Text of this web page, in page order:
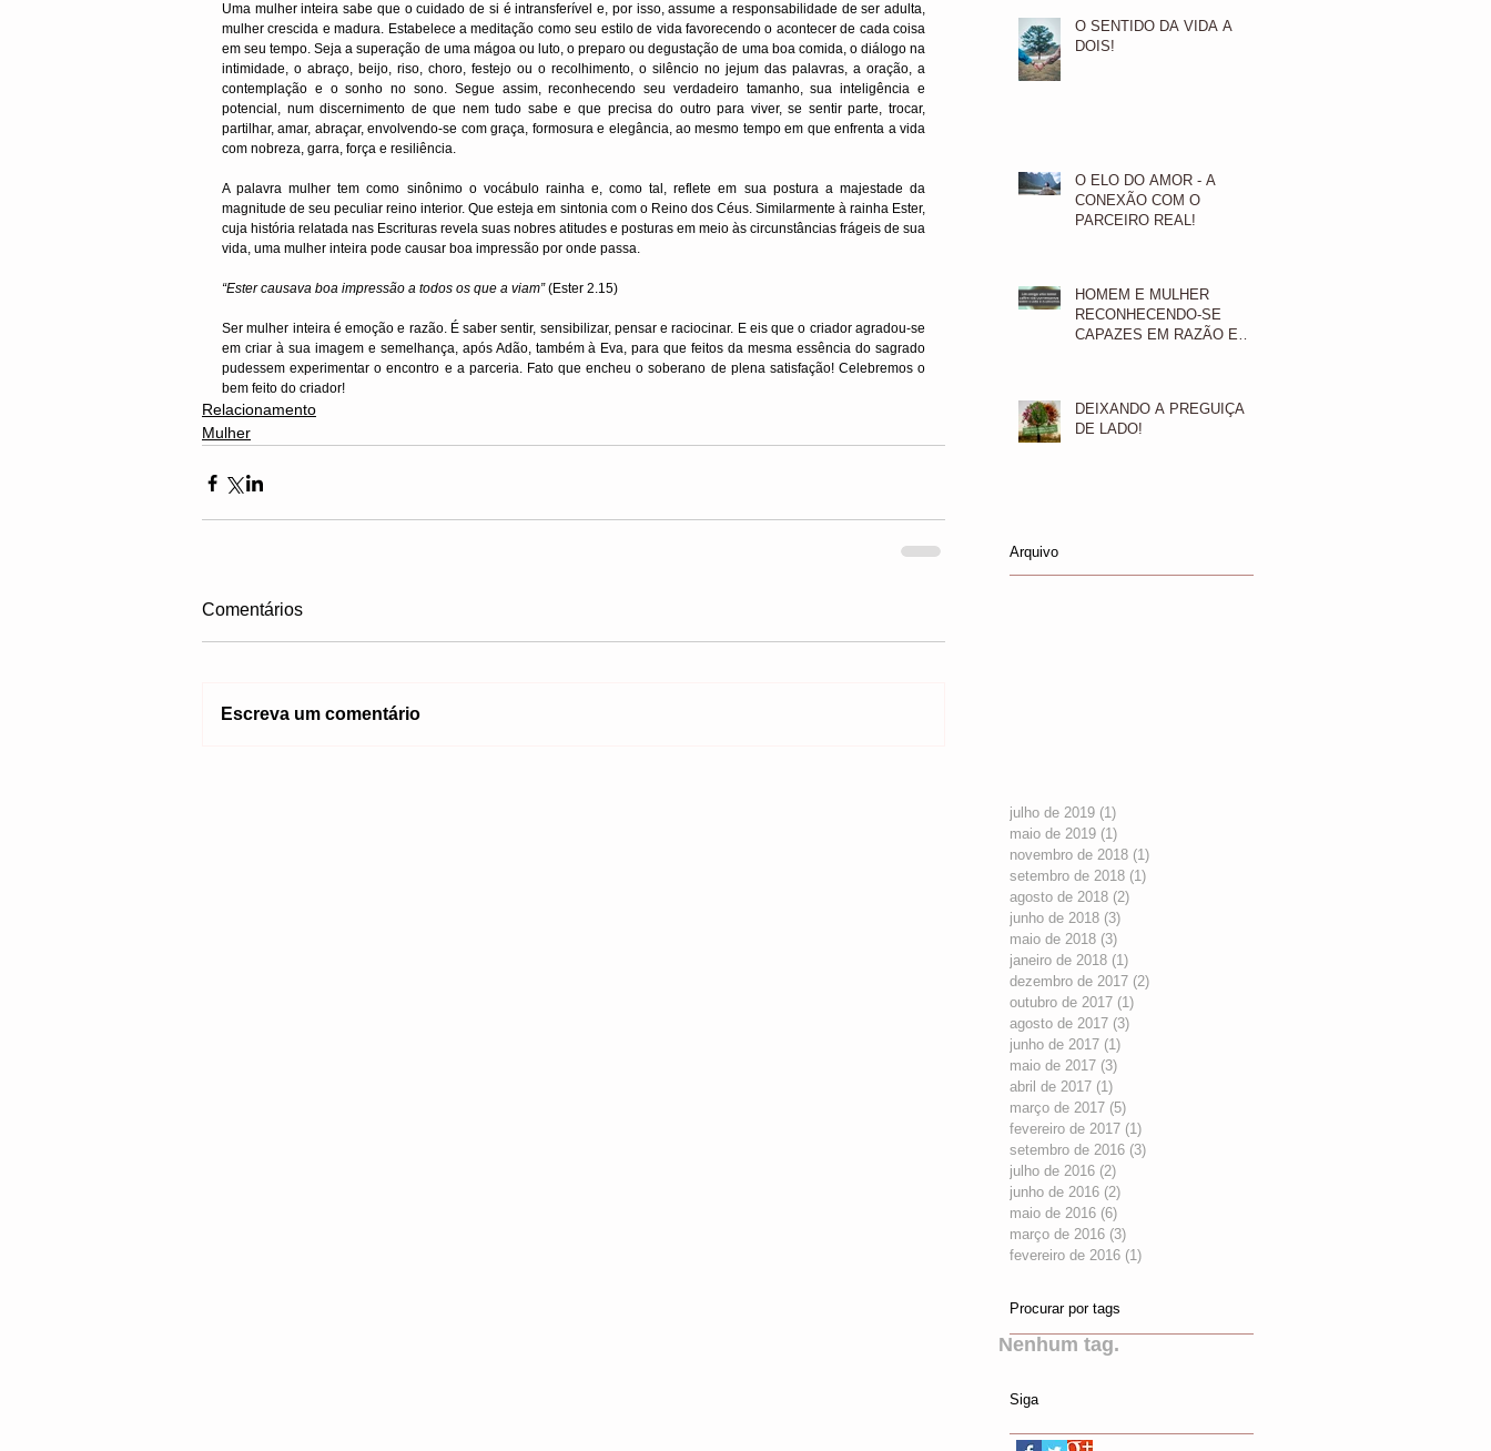
Uma mulher inteira sabe que o cuidado de si é intransferível e, por isso, assume a responsabilidade de ser adulta,
mulher crescida e madura. Estabelece a meditação como seu estilo de vida favorecendo o acontecer de cada coisa
em seu tempo. Seja a superação de uma mágoa ou luto, o preparo ou degustação de uma boa comida, o diálogo na
intimidade, o abraço, beijo, riso, choro, festejo ou o recolhimento, o silêncio no jejum das palavras, a oração, a
contemplação e o sonho no sono. Segue assim, reconhecendo seu verdadeiro tamanho, sua inteligência e
potencial, num discernimento de que nem tudo sabe e que precisa do outro para viver, se sentir parte, trocar,
partilhar, amar, abraçar, envolvendo-se com graça, formosura e elegância, ao mesmo tempo em que enfrenta a vida
com nobreza, garra, força e resiliência.
A palavra mulher tem como sinônimo o vocábulo rainha e, como tal, reflete em sua postura a majestade da
magnitude de seu peculiar reino interior. Que esteja em sintonia com o Reino dos Céus. Similarmente à rainha Ester,
cuja história relatada nas Escrituras revela suas nobres atitudes e posturas em meio às circunstâncias frágeis de sua
vida, uma mulher inteira pode causar boa impressão por onde passa.
“Ester causava boa impressão a todos os que a viam” (Ester 2.15)
Ser mulher inteira é emoção e razão. É saber sentir, sensibilizar, pensar e raciocinar. E eis que o criador agradou-se
em criar à sua imagem e semelhança, após Adão, também à Eva, para que feitos da mesma essência do sagrado
pudessem experimentar o encontro e a parceria. Fato que encheu o soberano de plena satisfação! Celebremos o
bem feito do criador!
Relacionamento
Mulher
Comentários
Escreva um comentário
O SENTIDO DA VIDA A
DOIS!
O ELO DO AMOR - A
CONEXÃO COM O
PARCEIRO REAL!
HOMEM E MULHER
RECONHECENDO-SE
CAPAZES EM RAZÃO E
DEIXANDO A PREGUIÇA
DE LADO!
Arquivo
julho de 2019 (1)
maio de 2019 (1)
novembro de 2018 (1)
setembro de 2018 (1)
agosto de 2018 (2)
junho de 2018 (3)
maio de 2018 (3)
janeiro de 2018 (1)
dezembro de 2017 (2)
outubro de 2017 (1)
agosto de 2017 (3)
junho de 2017 (1)
maio de 2017 (3)
abril de 2017 (1)
março de 2017 (5)
fevereiro de 2017 (1)
setembro de 2016 (3)
julho de 2016 (2)
junho de 2016 (2)
maio de 2016 (6)
março de 2016 (3)
fevereiro de 2016 (1)
Procurar por tags
Nenhum tag.
Siga